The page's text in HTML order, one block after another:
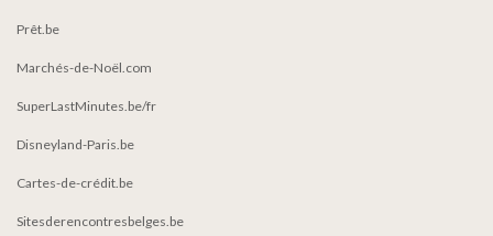
Prêt.be
Marchés-de-Noël.com
SuperLastMinutes.be/fr
Disneyland-Paris.be
Cartes-de-crédit.be
Sitesderencontresbelges.be